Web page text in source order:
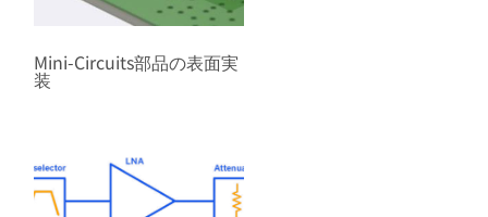
Mini-Circuits部品の表面実
装